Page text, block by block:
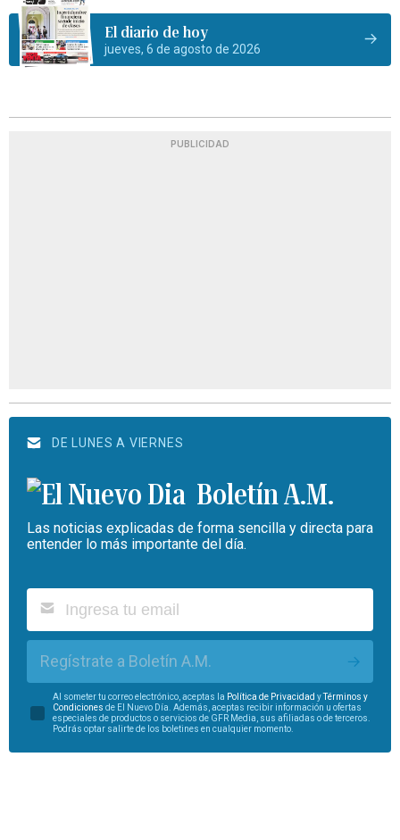
El diario de hoy
jueves, 6 de agosto de 2026
PUBLICIDAD
DE LUNES A VIERNES
Boletín A.M.
Las noticias explicadas de forma sencilla y directa para
entender lo más importante del día.
Regístrate a Boletín A.M.
Al someter tu correo electrónico, aceptas la Política de Privacidad y
Términos y
Condiciones de El Nuevo Día. Además, aceptas recibir información u ofertas
especiales de productos o servicios de GFR Media, sus afiliadas o de terceros.
Podrás optar salirte de los boletines en cualquier momento.